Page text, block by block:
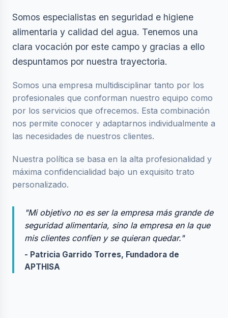
Somos especialistas en seguridad e higiene
alimentaria y calidad del agua. Tenemos una
clara vocación por este campo y gracias a ello
despuntamos por nuestra trayectoria.
Somos una empresa multidisciplinar tanto por los
profesionales que conforman nuestro equipo como
por los servicios que ofrecemos. Esta combinación
nos permite conocer y adaptarnos individualmente a
las necesidades de nuestros clientes.
Nuestra política se basa en la alta profesionalidad y
máxima confidencialidad bajo un exquisito trato
personalizado.
"Mi objetivo no es ser la empresa más grande de
seguridad alimentaria, sino la empresa en la que
mis clientes confíen y se quieran quedar."
- Patricia Garrido Torres, Fundadora de
APTHISA